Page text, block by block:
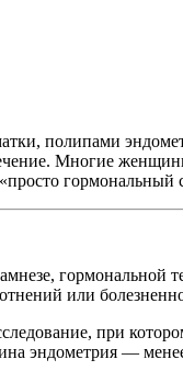
полипами
Многие
гормональный
гормональной
или
при
эндометрия —